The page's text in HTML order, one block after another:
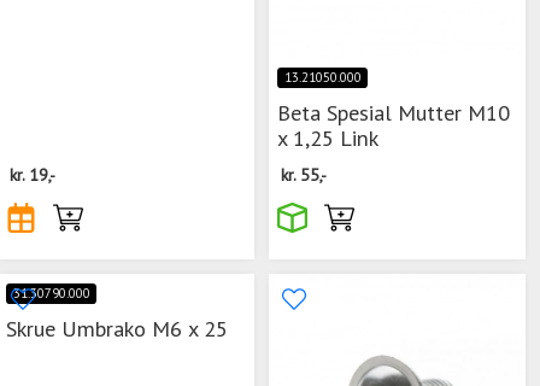
kr. 19,-
13.21050.000
Beta Spesial Mutter M10
x 1,25 Link
kr. 55,-
31.30790.000
Skrue Umbrako M6 x 25